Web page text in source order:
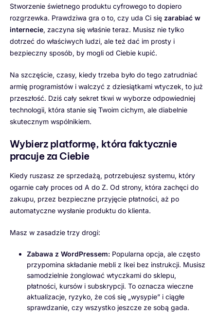
Stworzenie świetnego produktu cyfrowego to dopiero
rozgrzewka. Prawdziwa gra o to, czy uda Ci się zarabiać w
internecie, zaczyna się właśnie teraz. Musisz nie tylko
dotrzeć do właściwych ludzi, ale też dać im prosty i
bezpieczny sposób, by mogli od Ciebie kupić.
Na szczęście, czasy, kiedy trzeba było do tego zatrudniać
armię programistów i walczyć z dziesiątkami wtyczek, to już
przeszłość. Dziś cały sekret tkwi w wyborze odpowiedniej
technologii, która stanie się Twoim cichym, ale diabelnie
skutecznym wspólnikiem.
Wybierz platformę, która faktycznie
pracuje za Ciebie
Kiedy ruszasz ze sprzedażą, potrzebujesz systemu, który
ogarnie cały proces od A do Z. Od strony, która zachęci do
zakupu, przez bezpieczne przyjęcie płatności, aż po
automatyczne wysłanie produktu do klienta.
Masz w zasadzie trzy drogi:
Zabawa z WordPressem: Popularna opcja, ale często
przypomina składanie mebli z Ikei bez instrukcji. Musisz
samodzielnie żonglować wtyczkami do sklepu,
płatności, kursów i subskrypcji. To oznacza wieczne
aktualizacje, ryzyko, że coś się „wysypie” i ciągłe
sprawdzanie, czy wszystko jeszcze ze sobą gada.